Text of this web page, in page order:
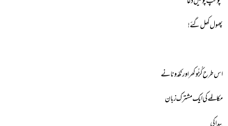
پھول کھل گئے!
اس طرح کُڑُوکھر اور نکدَونا نے
مکالمےکی ایک مشترک زبان